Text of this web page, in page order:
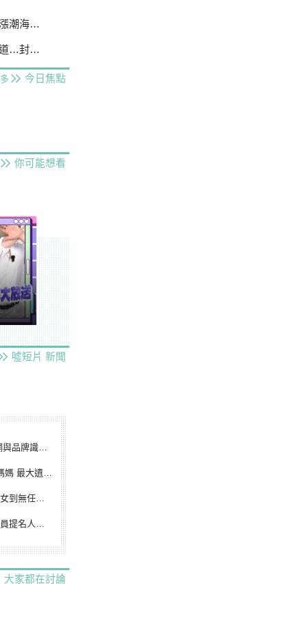
倒灌
排水
今日焦點
你可能想看
噓短片 新聞
誌重磅啟用
憾無緣大聯盟
判人生國際發光
名 將另提他人
大家都在討論